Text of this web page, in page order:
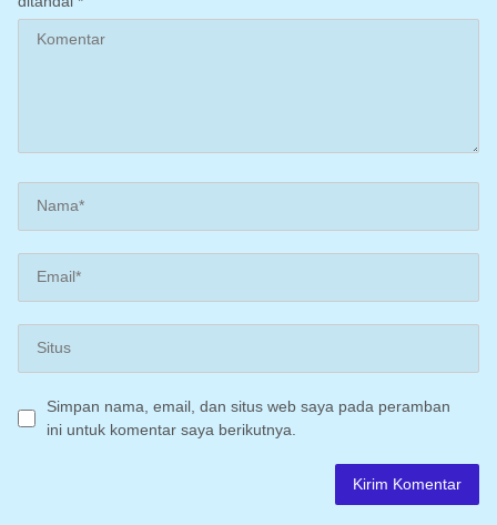
Simpan nama, email, dan situs web saya pada peramban
ini untuk komentar saya berikutnya.